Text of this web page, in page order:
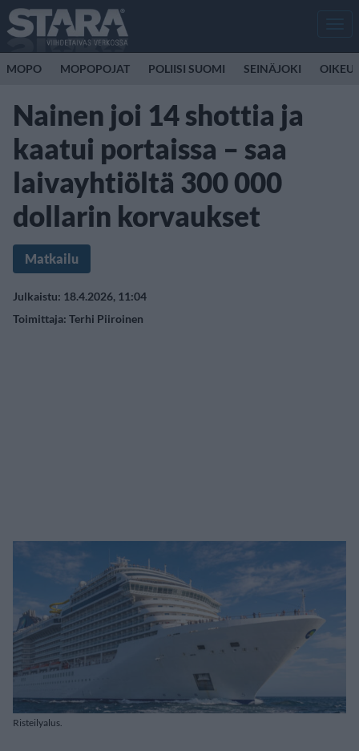
MOPO MOPOPOJAT POLIISI SUOMI SEINÄJOKI
Nainen joi 14 shottia ja
kaatui portaissa – saa
laivayhtiöltä 300 000
dollarin korvaukset
Matkailu
Julkaistu: 18.4.2026, 11:04
Toimittaja: Terhi Piiroinen
Risteilyalus.